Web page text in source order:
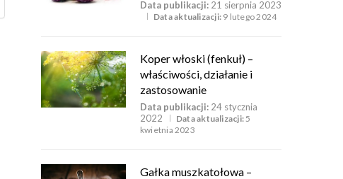
Data publikacji: 21 sierpnia 2023
Data aktualizacji: 9 lutego 2024
Koper włoski (fenkuł) –
właściwości, działanie i
zastosowanie
Data publikacji: 24 stycznia
2022
Data aktualizacji: 5
kwietnia 2023
Gałka muszkatołowa –